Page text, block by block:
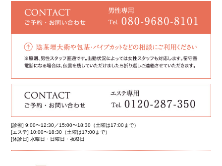
[診療] 9:00〜12:30／15:00〜18:30（土曜は17:00まで）
[エステ] 10:00〜18:30（土曜は17:00まで）
[休診日] 水曜日・日曜日・祝祭日